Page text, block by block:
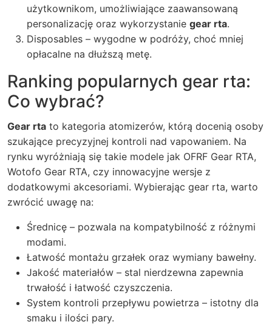
użytkownikom, umożliwiające zaawansowaną
personalizację oraz wykorzystanie gear rta.
Disposables – wygodne w podróży, choć mniej
opłacalne na dłuższą metę.
Ranking popularnych gear rta:
Co wybrać?
Gear rta to kategoria atomizerów, którą docenią osoby
szukające precyzyjnej kontroli nad vapowaniem. Na
rynku wyróżniają się takie modele jak OFRF Gear RTA,
Wotofo Gear RTA, czy innowacyjne wersje z
dodatkowymi akcesoriami. Wybierając gear rta, warto
zwrócić uwagę na:
Średnicę – pozwala na kompatybilność z różnymi
modami.
Łatwość montażu grzałek oraz wymiany bawełny.
Jakość materiałów – stal nierdzewna zapewnia
trwałość i łatwość czyszczenia.
System kontroli przepływu powietrza – istotny dla
smaku i ilości pary.